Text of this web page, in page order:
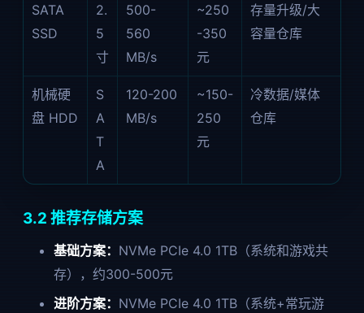
SATA
SSD
2.
5
寸
500-
560
MB/s
~250
-350
元
存量升级/大
容量仓库
机械硬
盘 HDD
S
A
T
A
120-200
MB/s
~150-
250
元
冷数据/媒体
仓库
3.2 推荐存储方案
基础方案： NVMe PCIe 4.0 1TB（系统和游戏共
存），约300-500元
进阶方案： NVMe PCIe 4.0 1TB（系统+常玩游